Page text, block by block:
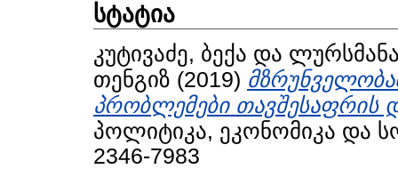
სტატია
კუტივაძე, ბექა და
თენგიზ (2019)
პრობლემები თავშესაფრის
პოლიტიკა, ეკონომიკა და
2346-7983